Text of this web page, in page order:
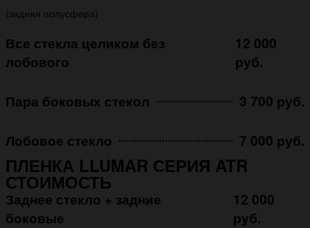
(задняя полусфера)
Все стекла целиком без
лобового
12 000
руб.
Пара боковых стекол 3 700 руб.
Лобовое стекло 7 000 руб.
ПЛЕНКА LLUMAR СЕРИЯ ATR
СТОИМОСТЬ
Заднее стекло + задние
боковые
12 000
руб.